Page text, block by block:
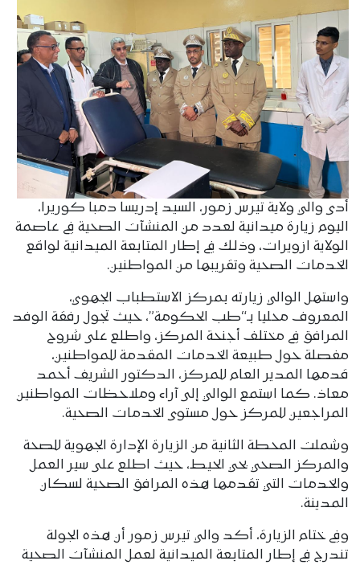
أدى والي ولاية تيرس زمور، السيد إدريسا دمبا كوريرا،
اليوم زيارة ميدانية لعدد من المنشآت الصحية في عاصمة
الولاية ازويرات، وذلك في إطار المتابعة الميدانية لواقع
الخدمات الصحية وتقريبها من المواطنين.
واستهل الوالي زيارته بمركز الاستطباب الجهوي،
المعروف محليا بـ“طب الحكومة”، حيث تجول رفقة الوفد
المرافق في مختلف أجنحة المركز، واطلع على شروح
مفصلة حول طبيعة الخدمات المقدمة للمواطنين،
قدمها المدير العام للمركز، الدكتور الشريف أحمد
معاذ. كما استمع الوالي إلى آراء وملاحظات المواطنين
المراجعين للمركز حول مستوى الخدمات الصحية.
وشملت المحطة الثانية من الزيارة الإدارة الجهوية للصحة
والمركز الصحي بحي الحيط، حيث اطلع على سير العمل
والخدمات التي تقدمها هذه المرافق الصحية لسكان
المدينة.
وفي ختام الزيارة، أكد والي تيرس زمور أن هذه الجولة
تندرج في إطار المتابعة الميدانية لعمل المنشآت الصحية